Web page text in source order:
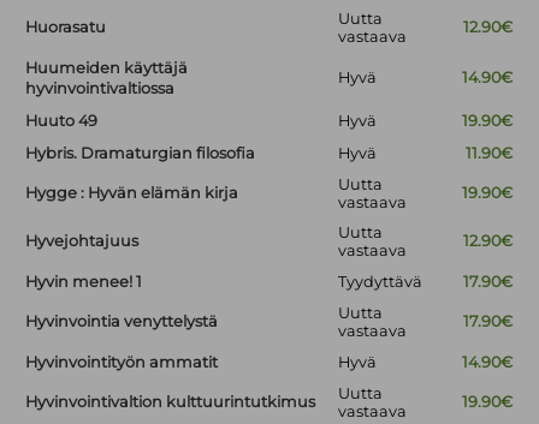
Huorasatu
Uutta
vastaava
12.90€
Huumeiden käyttäjä
hyvinvointivaltiossa
Hyvä 14.90€
Huuto 49 Hyvä
19.90€
Hybris. Dramaturgian filosofia
Hyvä 11.90€
Hygge : Hyvän elämän kirja
Uutta
vastaava
19.90€
Hyvejohtajuus
Uutta
vastaava
12.90€
Hyvin menee! 1 Tyydyttävä 17.90€
Hyvinvointia venyttelystä
Uutta
vastaava
17.90€
Hyvinvointityön ammatit Hyvä 14.90€
Hyvinvointivaltion kulttuurintutkimus
Uutta
vastaava
19.90€